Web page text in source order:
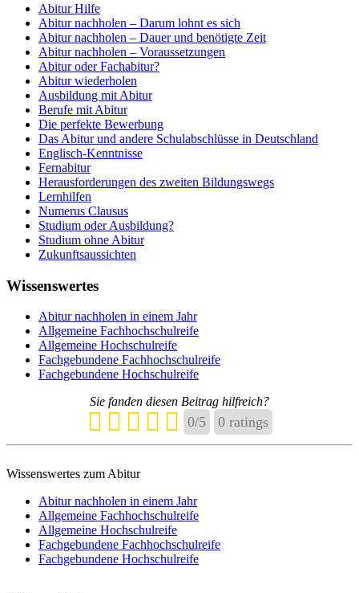
Abitur Hilfe
Abitur nachholen – Darum lohnt es sich
Abitur nachholen – Dauer und benötigte Zeit
Abitur nachholen – Voraussetzungen
Abitur oder Fachabitur?
Abitur wiederholen
Ausbildung mit Abitur
Berufe mit Abitur
Die perfekte Bewerbung
Das Abitur und andere Schulabschlüsse in Deutschland
Englisch-Kenntnisse
Fernabitur
Herausforderungen des zweiten Bildungswegs
Lernhilfen
Numerus Clausus
Studium oder Ausbildung?
Studium ohne Abitur
Zukunftsaussichten
Wissenswertes
Abitur nachholen in einem Jahr
Allgemeine Fachhochschulreife
Allgemeine Hochschulreife
Fachgebundene Fachhochschulreife
Fachgebundene Hochschulreife
Sie fanden diesen Beitrag hilfreich?
0/5 0ratings
Wissenswertes zum Abitur
Abitur nachholen in einem Jahr
Allgemeine Fachhochschulreife
Allgemeine Hochschulreife
Fachgebundene Fachhochschulreife
Fachgebundene Hochschulreife